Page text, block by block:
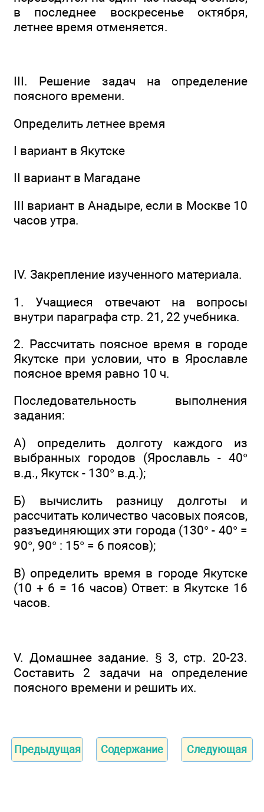
в последнее воскресенье октября,
летнее время отменяется.
III. Решение задач на определение
поясного времени.
Определить летнее время
I вариант в Якутске
II вариант в Магадане
III вариант в Анадыре, если в Москве 10
часов утра.
IV. Закрепление изученного материала.
1. Учащиеся отвечают на вопросы
внутри параграфа стр. 21, 22 учебника.
2. Рассчитать поясное время в городе
Якутске при условии, что в Ярославле
поясное время равно 10 ч.
Последовательность выполнения
задания:
А) определить долготу каждого из
выбранных городов (Ярославль - 40°
в.д., Якутск - 130° в.д.);
Б) вычислить разницу долготы и
рассчитать количество часовых поясов,
разъединяющих эти города (130° - 40° =
90°, 90° : 15° = 6 поясов);
В) определить время в городе Якутске
(10 + 6 = 16 часов) Ответ: в Якутске 16
часов.
V. Домашнее задание. § 3, стр. 20-23.
Составить 2 задачи на определение
поясного времени и решить их.
Предыдущая Содержание Следующая